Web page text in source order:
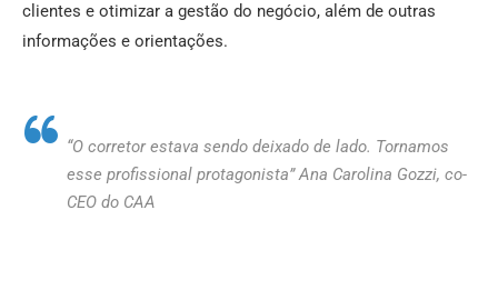
clientes e otimizar a gestão do negócio, além de outras
informações e orientações.
“O corretor estava sendo deixado de lado. Tornamos
esse profissional protagonista” Ana Carolina Gozzi, co-
CEO do CAA